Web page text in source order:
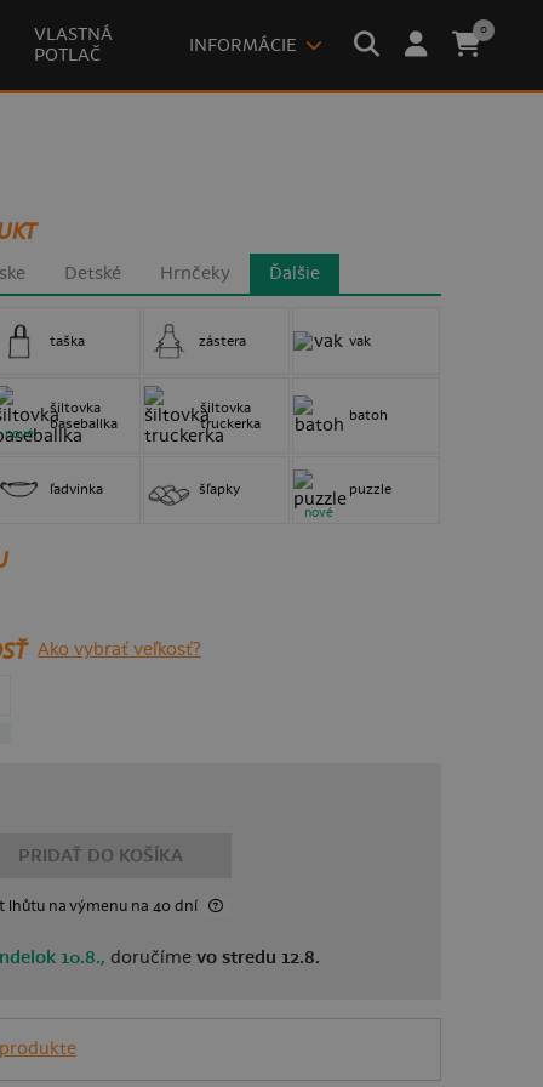
VLASTNÁ
POTLAČ
INFORMÁCIE
0
Detské Hrnčeky Ďalšie
taška zástera vak
šiltovka
baseballka
nové
šiltovka
truckerka
batoh
ľadvinka šľapky puzzle
nové
Ako vybrať veľkosť?
PRIDAŤ DO KOŠÍKA
lhůtu na výmenu na 40 dní
10.8., doručíme vo stredu 12.8.